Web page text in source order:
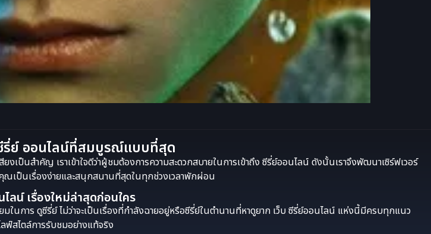
รี่ย์ ออนไลน์ที่สมบูรณ์แบบที่สุด
ป็นสำคัญ เราเข้าใจดีว่าผู้ชมต้องการความสะดวกสบายในการเข้าถึง ซีรี่ย์ออนไลน์ ดังนั้นเราจึงพัฒนาเซิร์ฟเวอร์
ณเป็นเรื่องง่ายและสนุกสนานที่สุดในทุกช่วงเวลาพักผ่อน
ลน์ เรื่องใหม่ล่าสุดก่อนใคร
นการ ดูซีรี่ย์ ไม่ว่าจะเป็นเรื่องที่กำลังฉายอยู่หรือซีรี่ย์ในตำนานที่หาดูยาก เว็บ ซีรี่ย์ออนไลน์ แห่งนี้มีครบทุกแนว
ฟ์สไตล์การรับชมอย่างแท้จริง